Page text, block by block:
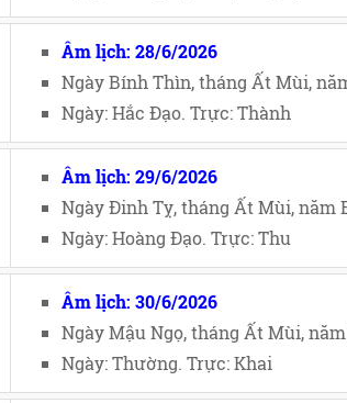
Âm lịch: 28/6/2026
Ngày Bính Thìn, tháng Ất Mùi,
Ngày: Hắc Đạo. Trực: Thành
Âm lịch: 29/6/2026
Ngày Đinh Tỵ, tháng Ất Mùi, năm
Ngày: Hoàng Đạo. Trực: Thu
Âm lịch: 30/6/2026
Ngày Mậu Ngọ, tháng Ất Mùi,
Ngày: Thường. Trực: Khai